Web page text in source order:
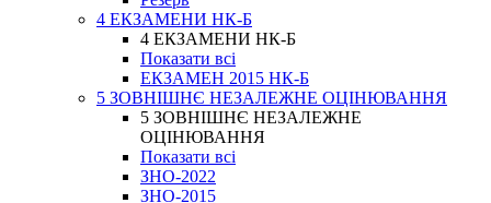
4 ЕКЗАМЕНИ НК-Б
4 ЕКЗАМЕНИ НК-Б
Показати всі
ЕКЗАМЕН 2015 НК-Б
5 ЗОВНІШНЄ НЕЗАЛЕЖНЕ ОЦІНЮВАННЯ
5 ЗОВНІШНЄ НЕЗАЛЕЖНЕ
ОЦІНЮВАННЯ
Показати всі
ЗНО-2022
ЗНО-2015